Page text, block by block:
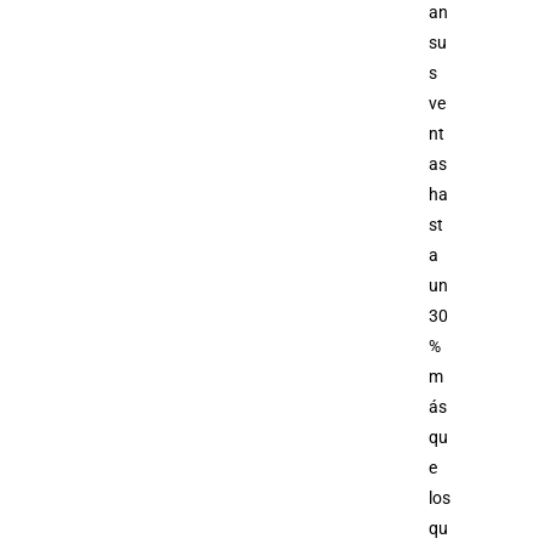
an
su
s
ve
nt
as
ha
st
a
un
30
%
m
ás
qu
e
los
qu